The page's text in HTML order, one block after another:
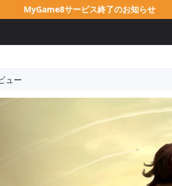
MyGame8サービス終了のお知らせ
ュー